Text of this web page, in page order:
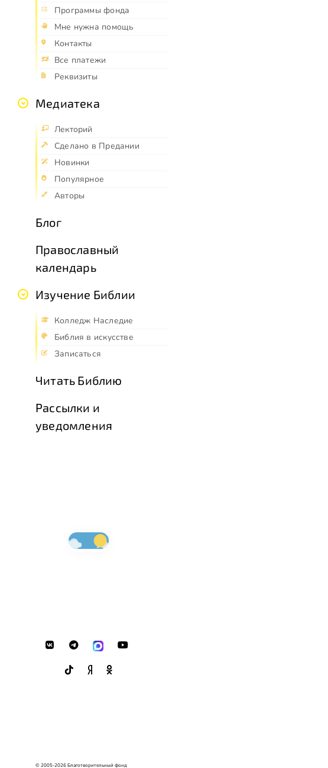
Программы фонда
Мне нужна помощь
Контакты
Все платежи
Реквизиты
Медиатека
Лекторий
Сделано в Предании
Новинки
Популярное
Авторы
Блог
Православный
календарь
Изучение Библии
Колледж Наследие
Библия в искусстве
Записаться
Читать Библию
Рассылки и
уведомления
© 2005-2026 Благотворительный фонд